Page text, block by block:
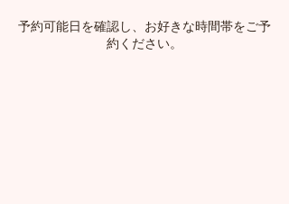
予約可能日を確認し、お好きな時間帯をご予
約ください。